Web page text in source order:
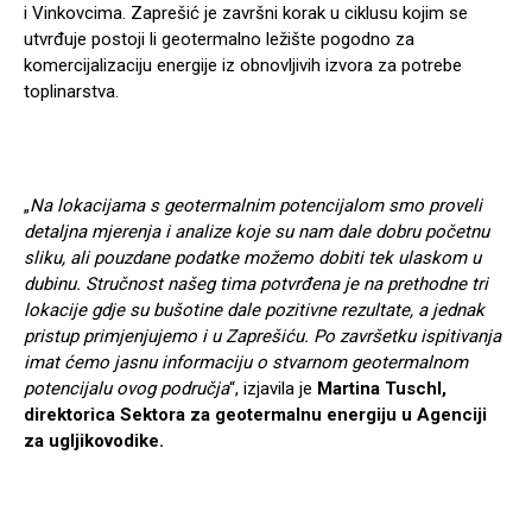
i Vinkovcima. Zaprešić je završni korak u ciklusu kojim se
utvrđuje postoji li geotermalno ležište pogodno za
komercijalizaciju energije iz obnovljivih izvora za potrebe
toplinarstva.
„Na lokacijama s geotermalnim potencijalom smo proveli
detaljna mjerenja i analize koje su nam dale dobru početnu
sliku, ali pouzdane podatke možemo dobiti tek ulaskom u
dubinu. Stručnost našeg tima potvrđena je na prethodne tri
lokacije gdje su bušotine dale pozitivne rezultate, a jednak
pristup primjenjujemo i u Zaprešiću. Po završetku ispitivanja
imat ćemo jasnu informaciju o stvarnom geotermalnom
potencijalu ovog područja“, izjavila je Martina Tuschl,
direktorica Sektora za geotermalnu energiju u Agenciji
za ugljikovodike.